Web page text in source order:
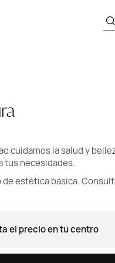
cuidamos la salud y
tus necesidades.
estética básica.
el precio en tu centro